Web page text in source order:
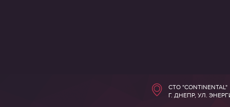
СТО "CONTINENTAL"
Г. ДНЕПР, УЛ.